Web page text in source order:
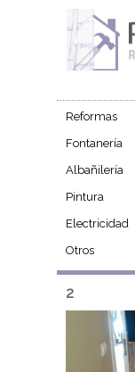
Reformas
Fontanería
Albañilería
Pintura
Electricidad
Otros
2